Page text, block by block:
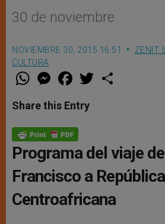
30 de noviembre
NOVIEMBRE 30, 2015 16:51 ZENIT
CULTURA
W
t
s
p
p
M
e
s
e
g
e
r
F
a
e
b
o
k
w
Share this Entry
Programa del viaje
Francisco a República
Centroafricana